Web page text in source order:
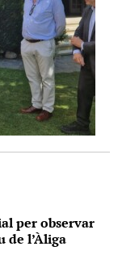
per observar
de l’Àliga